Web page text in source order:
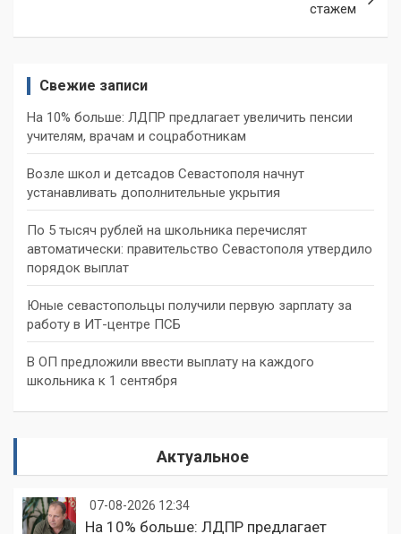
стажем
Свежие записи
На 10% больше: ЛДПР предлагает увеличить пенсии
учителям, врачам и соцработникам
Возле школ и детсадов Севастополя начнут
устанавливать дополнительные укрытия
По 5 тысяч рублей на школьника перечислят
автоматически: правительство Севастополя утвердило
порядок выплат
Юные севастопольцы получили первую зарплату за
работу в ИТ-центре ПСБ
В ОП предложили ввести выплату на каждого
школьника к 1 сентября
Актуальное
07-08-2026 12:34
На 10% больше: ЛДПР предлагает